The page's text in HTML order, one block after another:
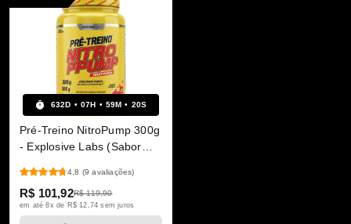
632D 07H 59M 20S
Pré-Treino NitroPump 300g
- Explosive Labs (Sabor
4,8 (9 avaliações)
R$ 101,92R$ 119,90
em até 8x de R$ 12,74 sem juros